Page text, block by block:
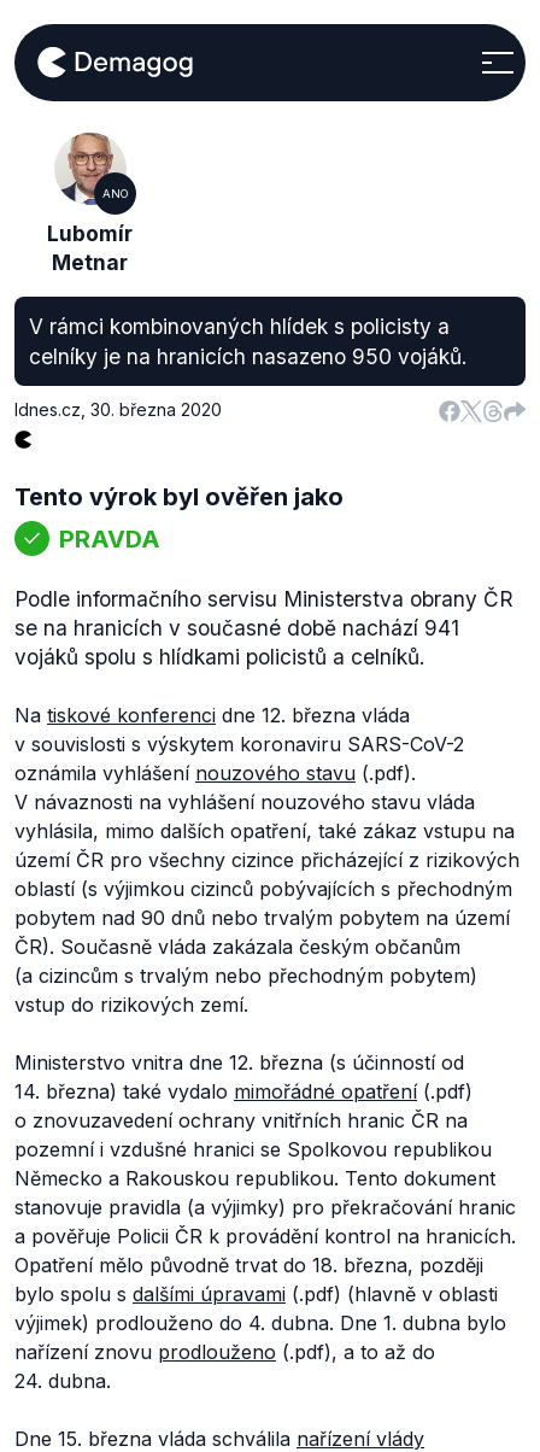
ANO
Lubomír
Metnar
V rámci kombinovaných hlídek s policisty a
celníky je na hranicích nasazeno 950 vojáků.
Idnes.cz 30. března 2020
Tento výrok byl ověřen jako
PRAVDA
Podle informačního servisu Ministerstva obrany ČR
se na hranicích v současné době nachází 941
vojáků spolu s hlídkami policistů a celníků.
Na tiskové konferenci dne 12. března vláda
v souvislosti s výskytem koronaviru SARS-CoV-2
oznámila vyhlášení nouzového stavu (.pdf).
V návaznosti na vyhlášení nouzového stavu vláda
vyhlásila, mimo dalších opatření, také zákaz vstupu na
území ČR pro všechny cizince přicházející z rizikových
oblastí (s výjimkou cizinců pobývajících s přechodným
pobytem nad 90 dnů nebo trvalým pobytem na území
ČR). Současně vláda zakázala českým občanům
(a cizincům s trvalým nebo přechodným pobytem)
vstup do rizikových zemí.
Ministerstvo vnitra dne 12. března (s účinností od
14. března) také vydalo mimořádné opatření(.pdf)
o znovuzavedení ochrany vnitřních hranic ČR na
pozemní i vzdušné hranici se Spolkovou republikou
Německo a Rakouskou republikou. Tento dokument
stanovuje pravidla (a výjimky) pro překračování hranic
a pověřuje Policii ČR k provádění kontrol na hranicích.
Opatření mělo původně trvat do 18. března, později
bylo spolu s dalšími úpravami (.pdf) (hlavně v oblasti
výjimek) prodlouženo do 4. dubna. Dne 1. dubna bylo
nařízení znovu prodlouženo (.pdf), a to až do
24. dubna.
Dne 15. března vláda schválila nařízení vlády